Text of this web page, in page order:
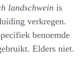
landschwein is
verkregen.
benoemde
Elders niet.